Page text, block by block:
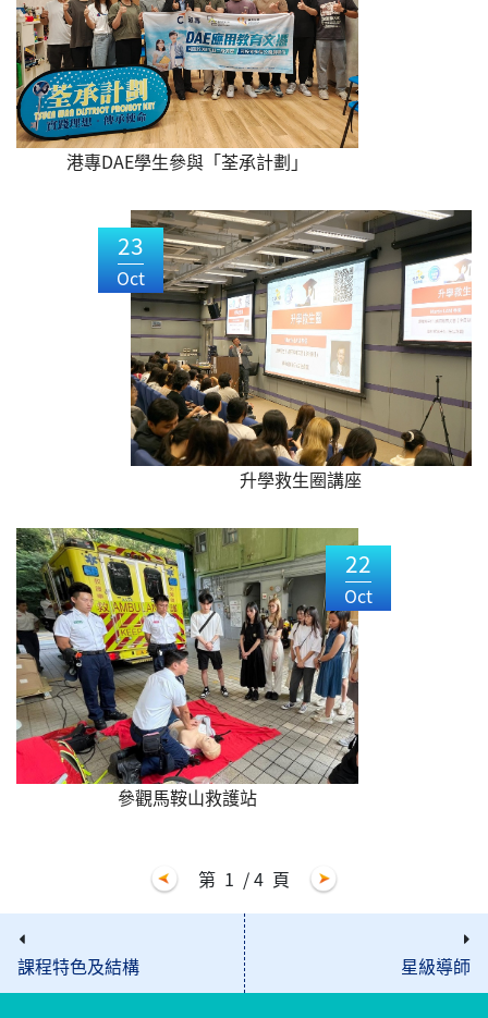
港專DAE學生參與「荃承計劃」
23
Oct
升學救生圈講座
22
Oct
參觀馬鞍山救護站
第 1 / 4 頁
課程特色及結構 星級導師